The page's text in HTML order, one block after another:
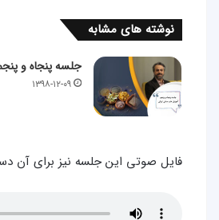
نوشته های مشابه
جلسه پنجاه و
۱۳۹۸-۱۲-۰۹
فایل صوتی این جلسه نیز برای آن